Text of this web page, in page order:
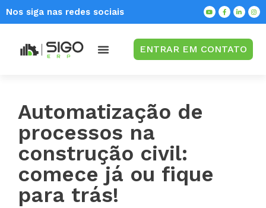
Nos siga nas redes sociais
ENTRAR EM CONTATO
Automatização de
processos na
construção civil:
comece já ou fique
para trás!